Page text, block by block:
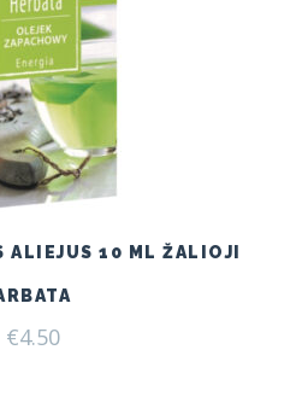
ALIEJUS 10 ML ŽALIOJI
€4.50